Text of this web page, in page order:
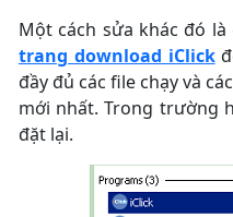
Một cách sửa khác đó
trang download iClick
đầy đủ các file chạy và
mới nhất. Trong trường
đặt lại.